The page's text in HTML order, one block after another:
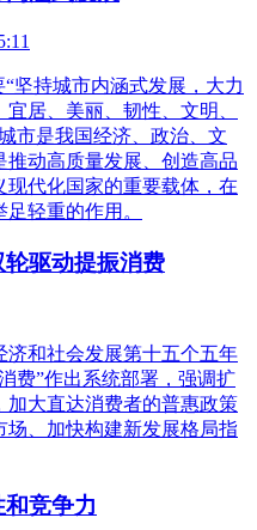
坚持城市内涵式发展，大力
居、美丽、韧性、文明、
市是我国经济、政治、文
动高质量发展、创造高品
现代化国家的重要载体，在
轻重的作用。
驱动提振消费
济和社会发展第十五个五年
费”作出系统部署，强调扩
加大直达消费者的普惠政策
场、加快构建新发展格局指
竞争力